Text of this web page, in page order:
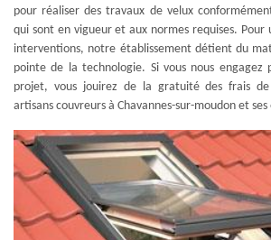
pour réaliser des travaux de velux
qui sont en vigueur et aux normes requises. Pour
interventions, notre établissement détient du
pointe de la technologie. Si vous nous engagez
projet, vous jouirez de la gratuité des frais
artisans couvreurs à Chavannes-sur-moudon et ses